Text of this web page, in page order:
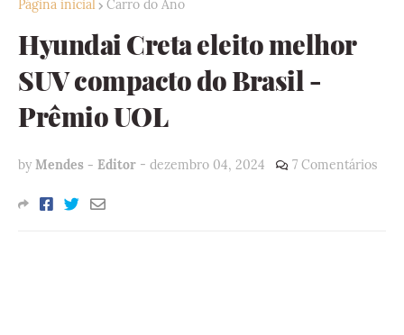
Página inicial Carro do Ano
Hyundai Creta eleito melhor
SUV compacto do Brasil -
Prêmio UOL
by Mendes - Editor - dezembro 04, 2024 7 Comentários